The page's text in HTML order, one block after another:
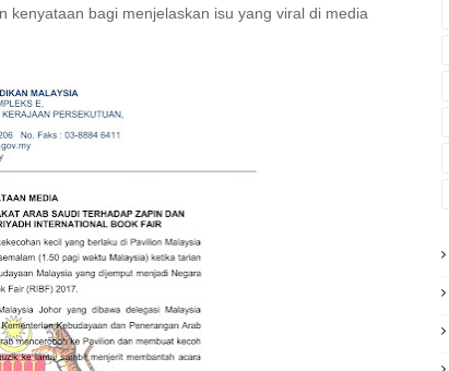
kenyataan bagi menjelaskan isu yang viral di media